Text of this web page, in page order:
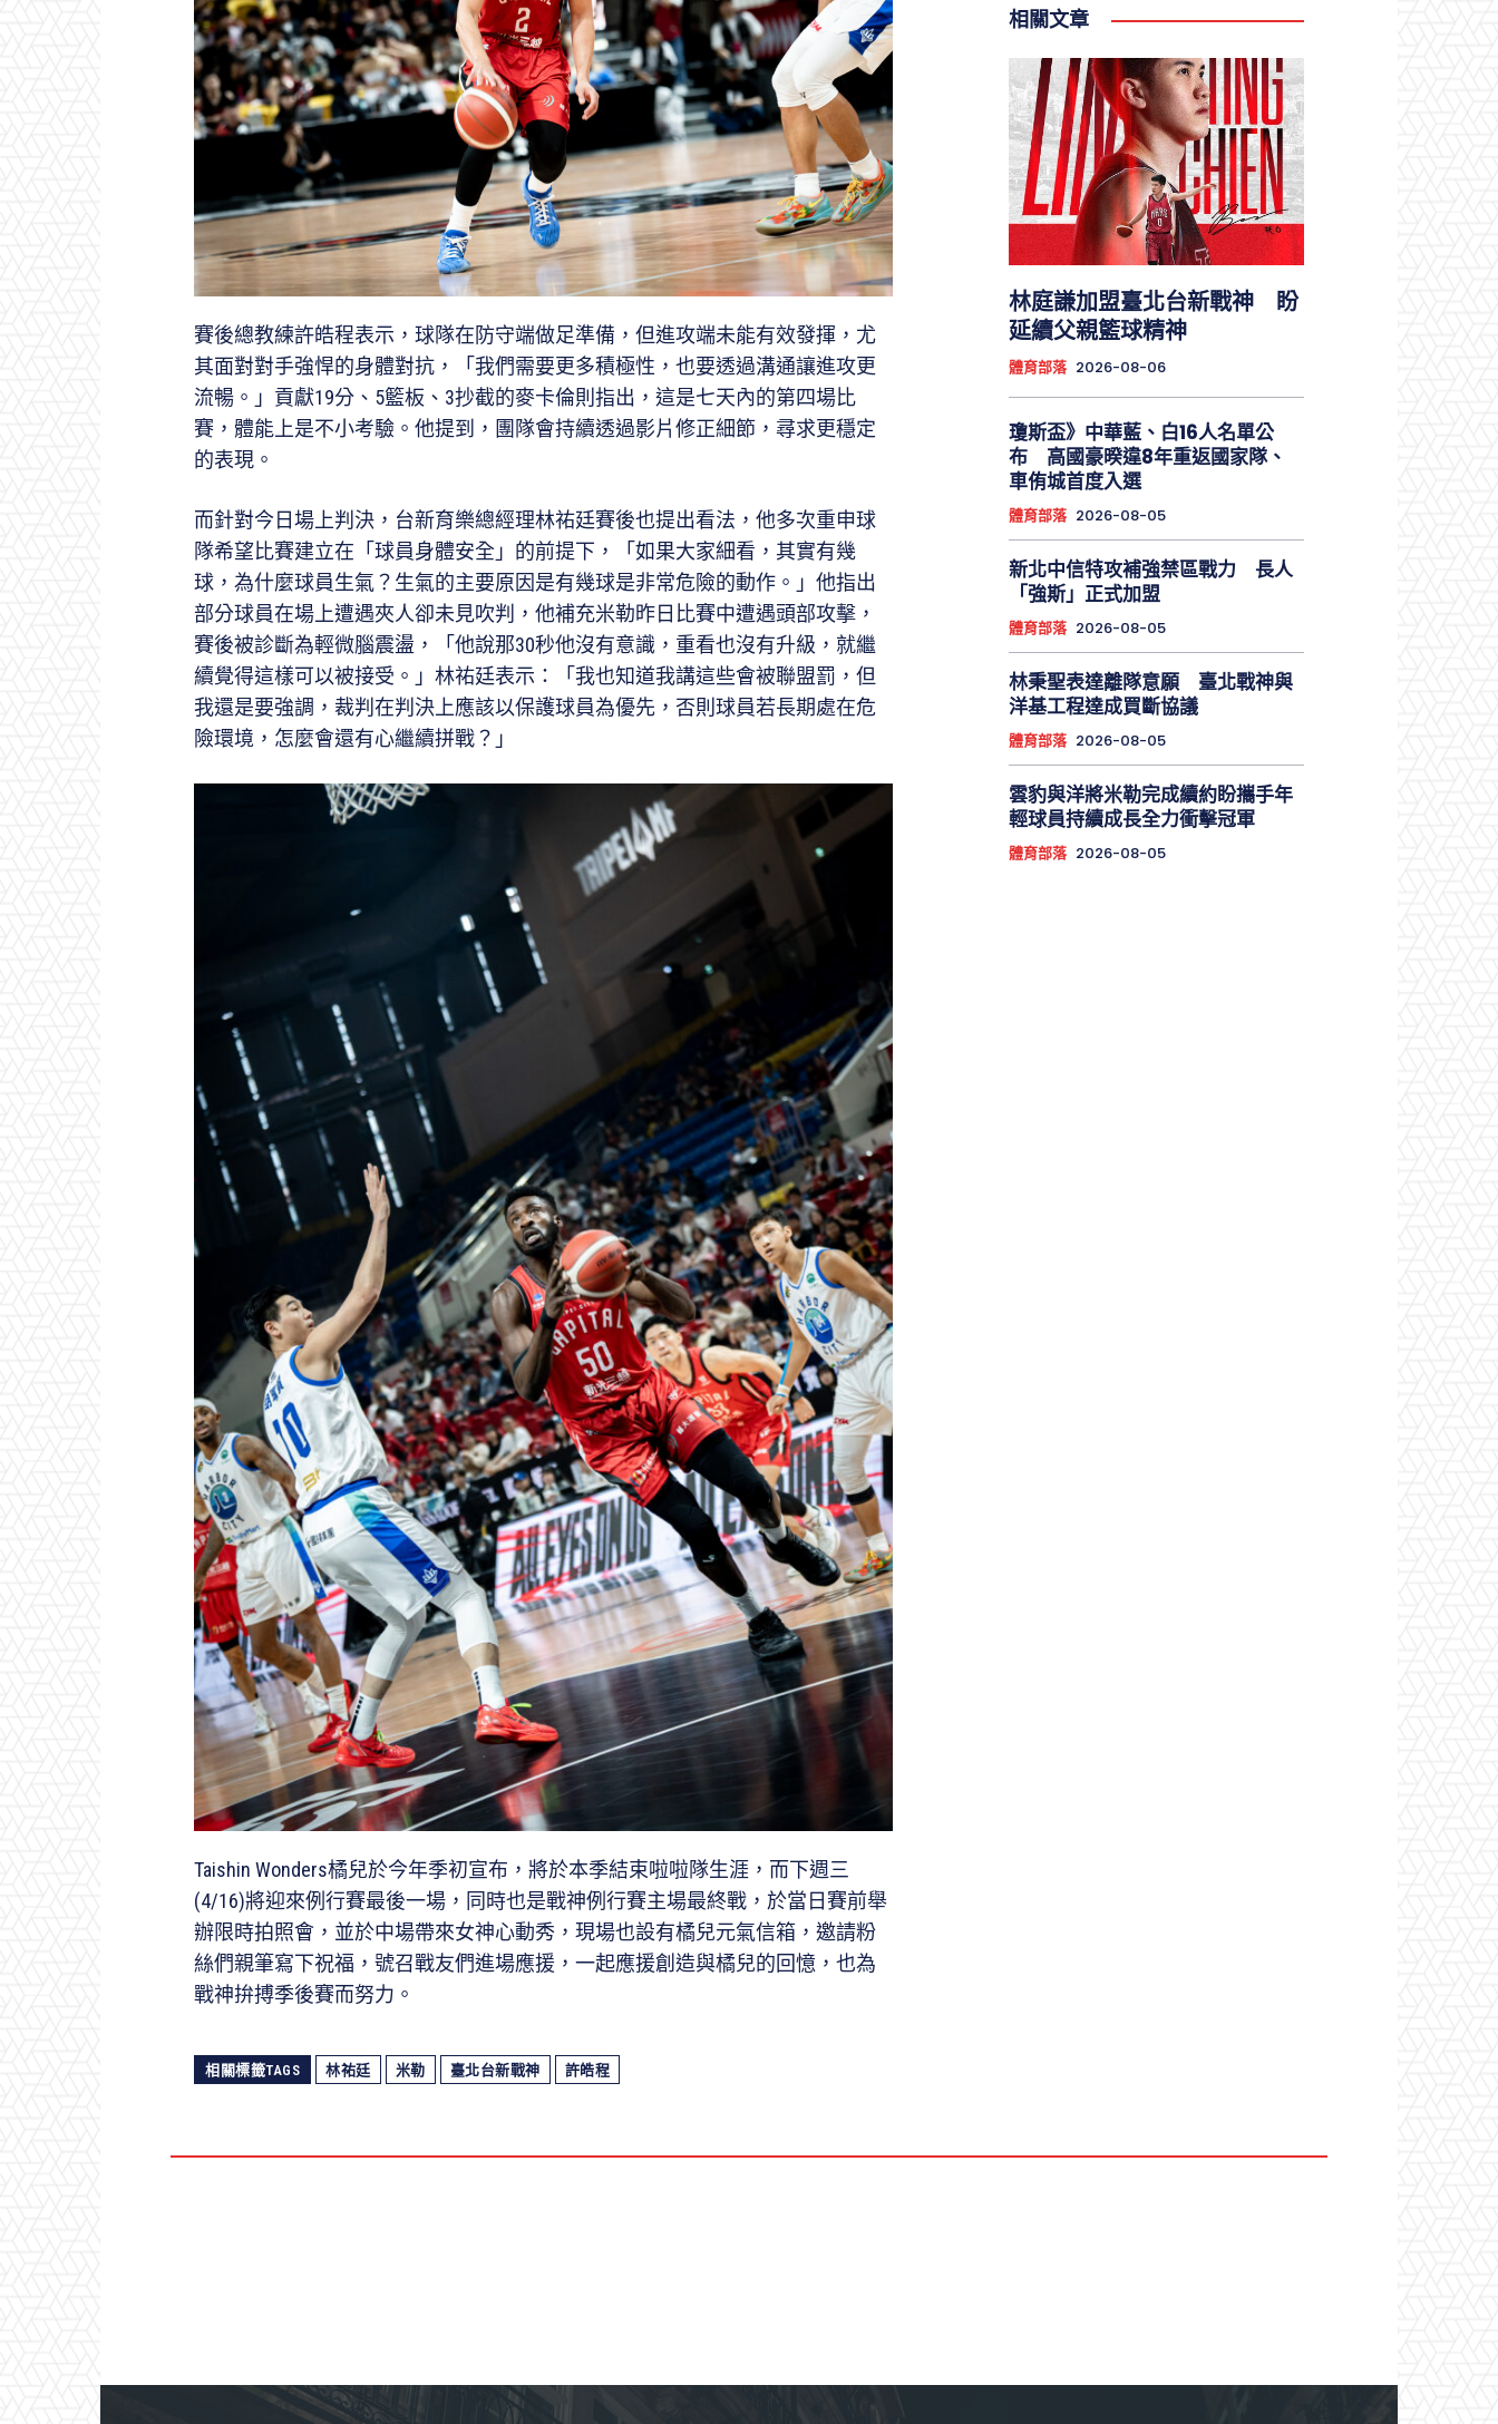
賽後總教練許皓程表示，球隊在防守端做足準備，但進攻端未能有效發揮，尤
其面對對手強悍的身體對抗，「我們需要更多積極性，也要透過溝通讓進攻更
流暢。」貢獻19分、5籃板、3抄截的麥卡倫則指出，這是七天內的第四場比
賽，體能上是不小考驗。他提到，團隊會持續透過影片修正細節，尋求更穩定
的表現。
而針對今日場上判決，台新育樂總經理林祐廷賽後也提出看法，他多次重申球
隊希望比賽建立在「球員身體安全」的前提下，「如果大家細看，其實有幾
球，為什麼球員生氣？生氣的主要原因是有幾球是非常危險的動作。」他指出
部分球員在場上遭遇夾人卻未見吹判，他補充米勒昨日比賽中遭遇頭部攻擊，
賽後被診斷為輕微腦震盪，「他說那30秒他沒有意識，重看也沒有升級，就繼
續覺得這樣可以被接受。」林祐廷表示：「我也知道我講這些會被聯盟罰，但
我還是要強調，裁判在判決上應該以保護球員為優先，否則球員若長期處在危
險環境，怎麼會還有心繼續拼戰？」
Taishin Wonders橘兒於今年季初宣布，將於本季結束啦啦隊生涯，而下週三
(4/16)將迎來例行賽最後一場，同時也是戰神例行賽主場最終戰，於當日賽前舉
辦限時拍照會，並於中場帶來女神心動秀，現場也設有橘兒元氣信箱，邀請粉
絲們親筆寫下祝福，號召戰友們進場應援，一起應援創造與橘兒的回憶，也為
戰神拚搏季後賽而努力。
相關標籤TAGS 林祐廷 米勒 臺北台新戰神 許皓程
相關文章
林庭謙加盟臺北台新戰神 盼
延續父親籃球精神
體育部落 2026-08-06
瓊斯盃》中華藍、白16人名單公
布 高國豪暌違8年重返國家隊、
車侑城首度入選
體育部落 2026-08-05
新北中信特攻補強禁區戰力 長人
「強斯」正式加盟
體育部落 2026-08-05
林秉聖表達離隊意願 臺北戰神與
洋基工程達成買斷協議
體育部落 2026-08-05
雲豹與洋將米勒完成續約盼攜手年
輕球員持續成長全力衝擊冠軍
體育部落 2026-08-05